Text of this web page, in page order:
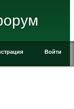
Войти